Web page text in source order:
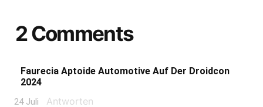
2 Comments
Faurecia Aptoide Automotive Auf Der Droidcon
2024
24 Juli Antworten